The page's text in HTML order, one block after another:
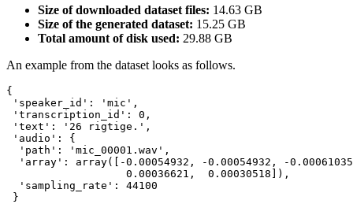
Size of downloaded dataset files: 14.63 GB
Size of the generated dataset: 15.25 GB
Total amount of disk used: 29.88 GB
An example from the dataset looks as follows.
{
'speaker_id': 'mic',
'transcription_id': 0,
'text': '26 rigtige.',
'audio': {
  'path': 'mic_00001.wav',
'array': array([-0.00054932, -0.00054932, -
                   0.00036621,  0.00030518]),
  'sampling_rate': 44100
}